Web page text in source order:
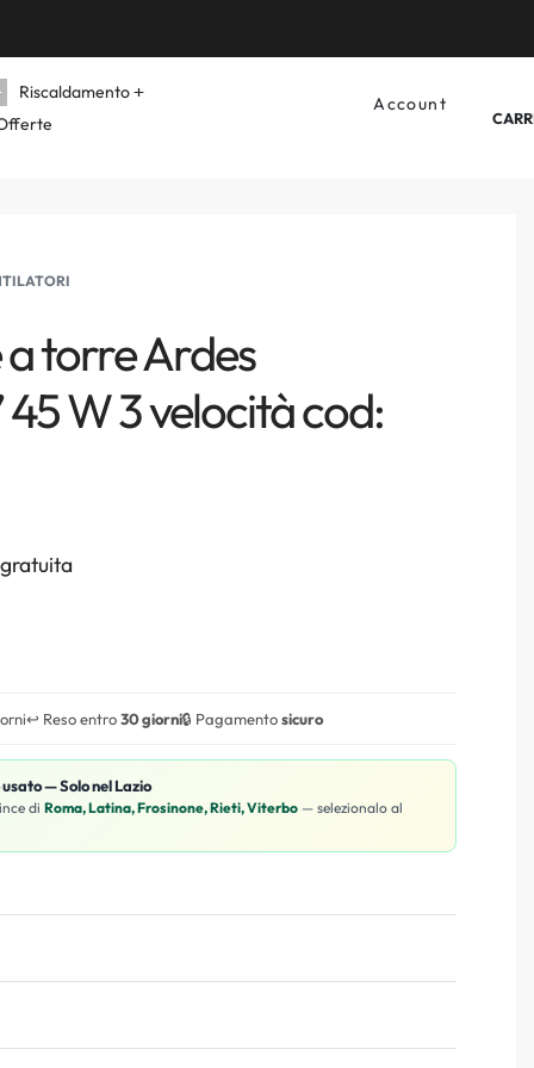
Riscaldamento
Account
torre Ardes
45 W 3 velocità cod:
↩️ Reso entro30 giorni🔒 Pagamentosicuro
— Solo nel Lazio
di Roma, Latina, Frosinone, Rieti, Viterbo — selezionalo al